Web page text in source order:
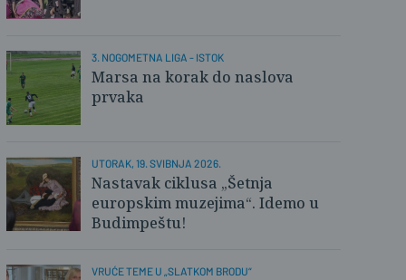
SB
3. NOGOMETNA LIGA - ISTOK
Marsa na korak do naslova
prvaka
UTORAK, 19. SVIBNJA 2026.
Nastavak ciklusa „Šetnja
europskim muzejima“. Idemo u
Budimpeštu!
VRUĆE TEME U „SLATKOM BRODU“